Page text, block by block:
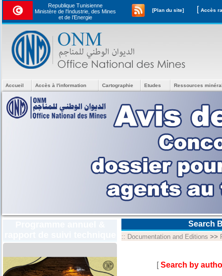
Republique Tunisienne
Ministère de l'Industrie, des Mines
et de l’Energie
[Plan du site] [
Accueil Accès à l'information Cartographie Etudes Ressources
Search
:: Documentation and Editions >>
[Search by